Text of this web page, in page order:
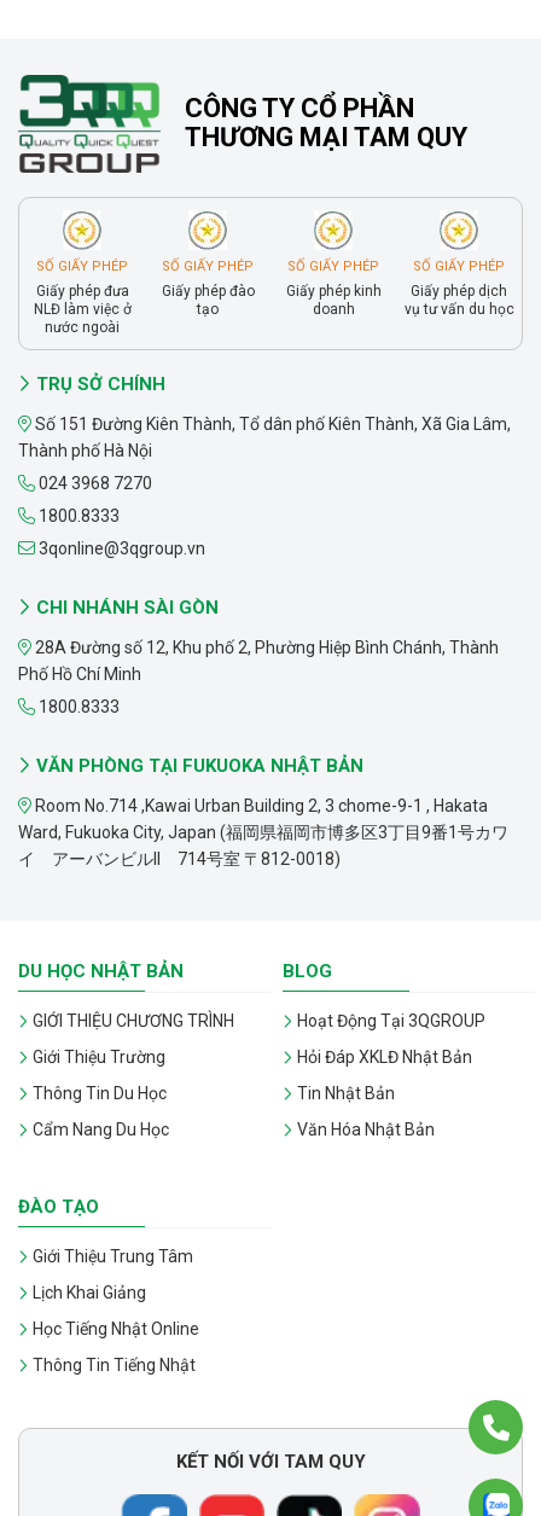
CÔNG TY CỔ PHẦN
THƯƠNG MẠI TAM QUY
SỐ GIẤY PHÉP
Giấy phép đưa
NLĐ làm việc ở
nước ngoài
SỐ GIẤY PHÉP
Giấy phép đào
tạo
SỐ GIẤY PHÉP
Giấy phép kinh
doanh
SỐ GIẤY PHÉP
Giấy phép dịch
vụ tư vấn du học
TRỤ SỞ CHÍNH
Số 151 Đường Kiên Thành, Tổ dân phố Kiên Thành, Xã Gia Lâm,
Thành phố Hà Nội
024 3968 7270
1800.8333
3qonline@3qgroup.vn
CHI NHÁNH SÀI GÒN
28A Đường số 12, Khu phố 2, Phường Hiệp Bình Chánh, Thành
Phố Hồ Chí Minh
1800.8333
VĂN PHÒNG TẠI FUKUOKA NHẬT BẢN
Room No.714 ,Kawai Urban Building 2, 3 chome-9-1 , Hakata
Ward, Fukuoka City, Japan (福岡県福岡市博多区3丁目9番1号カワ
イ アーバンビルII 714号室 〒812-0018)
DU HỌC NHẬT BẢN
GIỚI THIỆU CHƯƠNG TRÌNH
Giới Thiệu Trường
Thông Tin Du Học
Cẩm Nang Du Học
BLOG
Hoạt Động Tại 3QGROUP
Hỏi Đáp XKLĐ Nhật Bản
Tin Nhật Bản
Văn Hóa Nhật Bản
ĐÀO TẠO
Giới Thiệu Trung Tâm
Lịch Khai Giảng
Học Tiếng Nhật Online
Thông Tin Tiếng Nhật
KẾT NỐI VỚI TAM QUY